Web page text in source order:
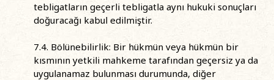
tebligatların geçerli tebligatla aynı hukuki sonuçları
doğuracağı kabul edilmiştir.
7.4. Bölünebilirlik: Bir hükmün veya hükmün bir
kısmının yetkili mahkeme tarafından geçersiz ya da
uygulanamaz bulunması durumunda, diğer